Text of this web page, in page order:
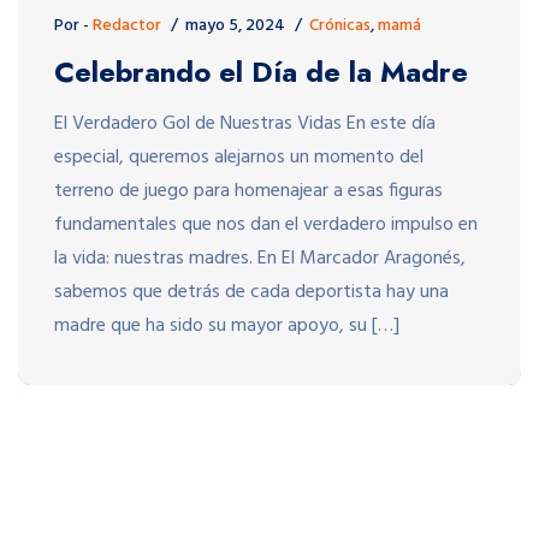
Por -Redactor mayo 5, 2024 Crónicas,mamá
Celebrando el Día de la Madre
El Verdadero Gol de Nuestras Vidas En este día
especial, queremos alejarnos un momento del
terreno de juego para homenajear a esas figuras
fundamentales que nos dan el verdadero impulso en
la vida: nuestras madres. En El Marcador Aragonés,
sabemos que detrás de cada deportista hay una
madre que ha sido su mayor apoyo, su […]